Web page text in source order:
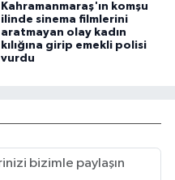
Kahramanmaraş'ın komşu
ilinde sinema filmlerini
aratmayan olay kadın
kılığına girip emekli polisi
vurdu